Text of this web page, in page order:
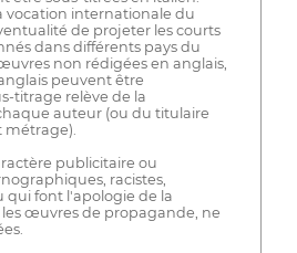
vocation internationale du
de projeter les courts
dans différents pays du
non rédigées en anglais,
peuvent être
titrage relève de la
auteur (ou du titulaire
métrage).
publicitaire ou
racistes,
qui font l'apologie de la
les œuvres de propagande, ne